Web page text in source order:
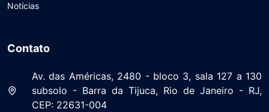
Notícias
Contato
Av. das Américas, 2480 - bloco 3, sala 127 a 130
subsolo - Barra da Tijuca, Rio de Janeiro - RJ,
CEP: 22631-004